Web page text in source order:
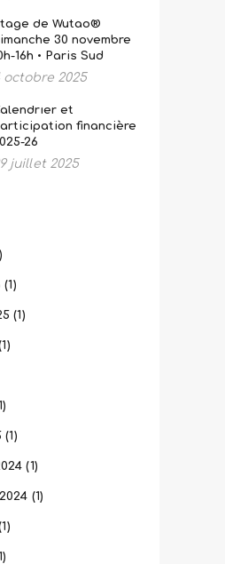
de Wutao®
30 novembre
16h • Paris Sud
octobre 2025
et
financière
26
juillet 2025
(1)
(1)
(1)
(1)
2024 (1)